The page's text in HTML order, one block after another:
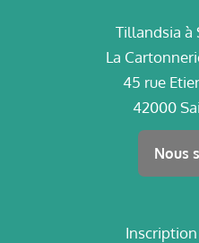
Tillandsia à
La
45 rue
42000
Nous